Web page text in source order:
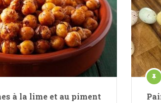
à la lime et au piment